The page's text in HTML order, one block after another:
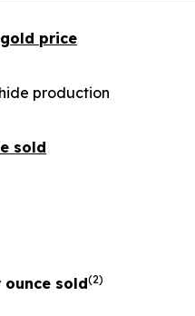
price
production
sold
sold(2)